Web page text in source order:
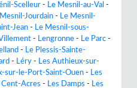
Scelleur - Le Mesnil-au-Val -
Mesnil-Jourdain - Le Mesnil-
Jean - Le Mesnil-sous-
- Lengronne - Le Parc -
- Le Plessis-Sainte-
- Léry - Les Authieux-sur-
sur-le-Port-Saint-Ouen - Les
Cent-Acres - Les Damps - Les